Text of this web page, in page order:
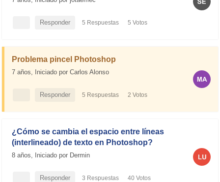
Responder 5 Respuestas 5 Votos
Problema pincel Photoshop
7 años, Iniciado por Carlos Alonso
Responder 5 Respuestas 2 Votos
¿Cómo se cambia el espacio entre líneas
(interlineado) de texto en Photoshop?
8 años, Iniciado por Dermin
Responder 3 Respuestas 40 Votos